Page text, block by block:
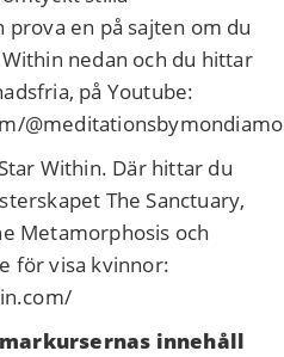
en på sajten om du
nedan och du hittar
på Youtube:
Within. Där hittar du
The Sanctuary,
Metamorphosis och
för visa kvinnor:
innehåll